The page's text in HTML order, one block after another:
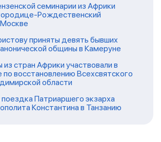
семинарии из Африки
Рождественский
приняты девять бывших
общины в Камеруне
стран Африки участвовали в
восстановлению Всехсвятского
области
Патриаршего экзарха
Константина в Танзанию